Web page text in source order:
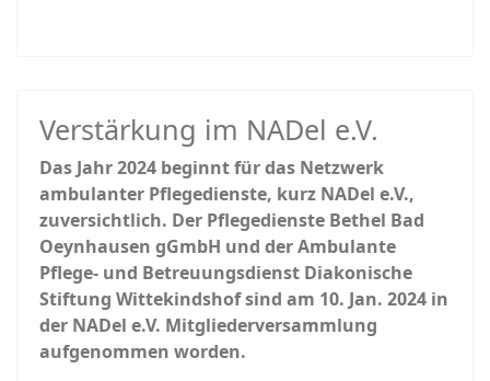
Verstärkung im NADel e.V.
Das Jahr 2024 beginnt für das Netzwerk
ambulanter Pflegedienste, kurz NADel e.V.,
zuversichtlich. Der Pflegedienste Bethel Bad
Oeynhausen gGmbH und der Ambulante
Pflege- und Betreuungsdienst Diakonische
Stiftung Wittekindshof sind am 10. Jan. 2024 in
der NADel e.V. Mitgliederversammlung
aufgenommen worden.